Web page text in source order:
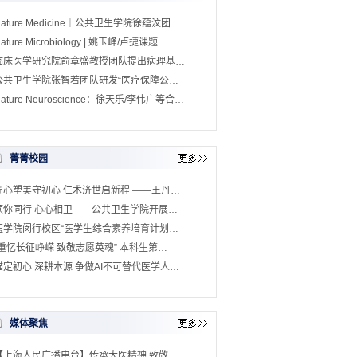
Medicine｜公共卫生学院徐蕴汶团…
Microbiology | 姚玉峰/卢捷课题…
床医学研究院俞章盛教授团队提出病理基…
共卫生学院张智若团队研发“医疗保障公…
Neuroscience：徐天乐/李伟广等合…
菁菁校园
心塑美守初心 仁术济世启新程 ——王丹…
你同行 心心相卫——公共卫生学院开展…
学院闵行校区“医学生综合素养培育计划…
忆长征峥嵘 致敬志愿英魂” 本科生第…
定初心 深耕本源 争做AI不可替代医学人…
媒体聚焦